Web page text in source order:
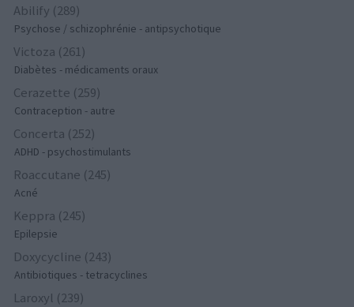
Abilify (289)
Psychose / schizophrénie - antipsychotique
Victoza (261)
Diabètes - médicaments oraux
Cerazette (259)
Contraception - autre
Concerta (252)
ADHD - psychostimulants
Roaccutane (245)
Acné
Keppra (245)
Epilepsie
Doxycycline (243)
Antibiotiques - tetracyclines
Laroxyl (239)